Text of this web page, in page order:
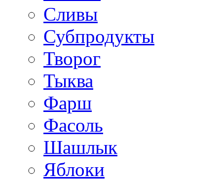
Сливы
Субпродукты
Творог
Тыква
Фарш
Фасоль
Шашлык
Яблоки